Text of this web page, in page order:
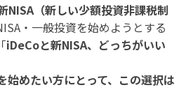
NISA（新しい少額投資非課税制
・一般投資を始めようとする
iDeCoと新NISA、どっちがいい
始めたい方にとって、この選択は